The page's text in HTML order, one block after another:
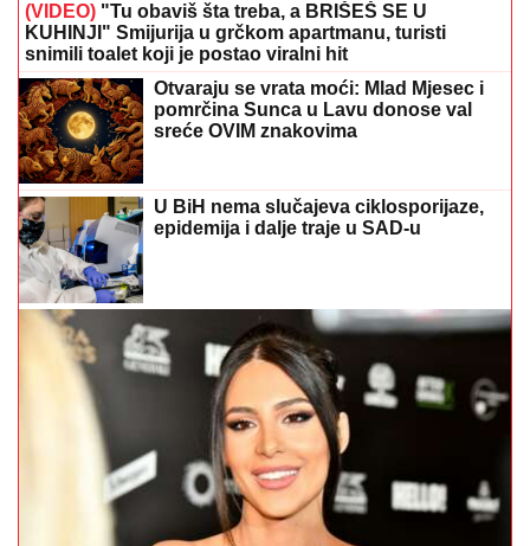
(VIDEO) "Tu obaviš šta treba, a BRIŠEŠ SE U
KUHINJI" Smijurija u grčkom apartmanu, turisti
snimili toalet koji je postao viralni hit
Otvaraju se vrata moći: Mlad Mjesec i
pomrčina Sunca u Lavu donose val
sreće OVIM znakovima
U BiH nema slučajeva ciklosporijaze,
epidemija i dalje traje u SAD-u